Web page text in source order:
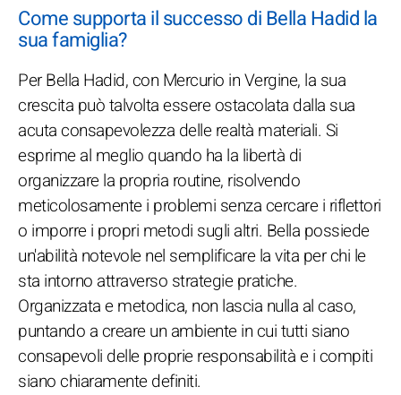
Come supporta il successo di Bella Hadid la
sua famiglia?
Per Bella Hadid, con Mercurio in Vergine, la sua
crescita può talvolta essere ostacolata dalla sua
acuta consapevolezza delle realtà materiali. Si
esprime al meglio quando ha la libertà di
organizzare la propria routine, risolvendo
meticolosamente i problemi senza cercare i riflettori
o imporre i propri metodi sugli altri. Bella possiede
un'abilità notevole nel semplificare la vita per chi le
sta intorno attraverso strategie pratiche.
Organizzata e metodica, non lascia nulla al caso,
puntando a creare un ambiente in cui tutti siano
consapevoli delle proprie responsabilità e i compiti
siano chiaramente definiti.